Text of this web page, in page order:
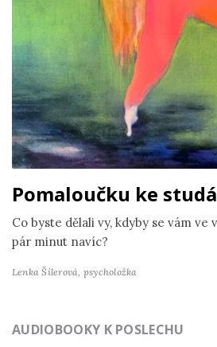
Pomaloučku ke
Co byste dělali vy, kdyby se vám
pár minut navíc?
Lenka Šilerová, psycholožka
AUDIOBOOKY K POSLECHU